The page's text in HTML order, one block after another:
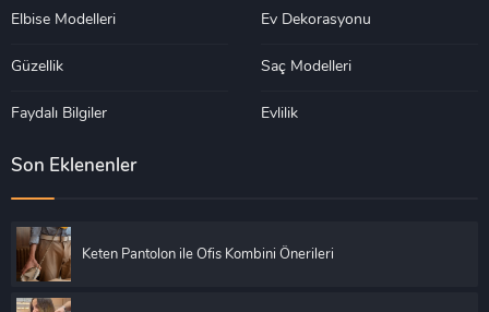
Elbise Modelleri Ev Dekorasyonu
Güzellik Saç Modelleri
Faydalı Bilgiler Evlilik
Son Eklenenler
Keten Pantolon ile Ofis Kombini Önerileri